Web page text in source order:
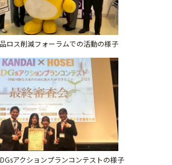
ロス削減フォーラムでの活動の様子
アクションプランコンテストの様子